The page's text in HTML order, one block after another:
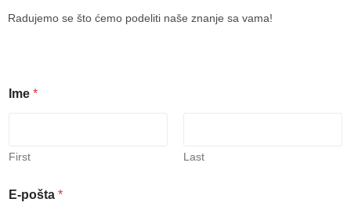
Radujemo se što ćemo podeliti naše znanje sa vama!
Ime *
First Last
m
E-pošta *